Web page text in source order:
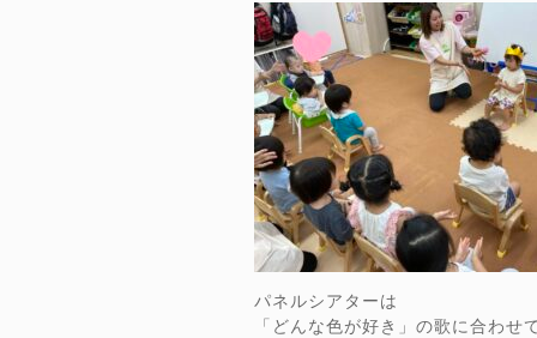
パネルシアターは
「どんな色が好き」の歌に合わせ